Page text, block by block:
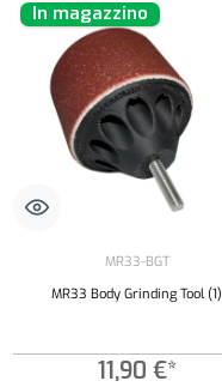
In magazzino
MR33-BGT
MR33 Body Grinding Tool (1)
11,90 €*